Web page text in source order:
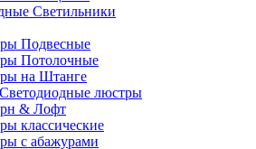
Светильники
Подвесные
Потолочные
на Штанге
люстры
& Лофт
классические
с абажурами